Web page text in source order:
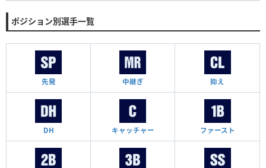
ポジション別選手一覧
先発 中継ぎ 抑え
DH キャッチャー ファースト